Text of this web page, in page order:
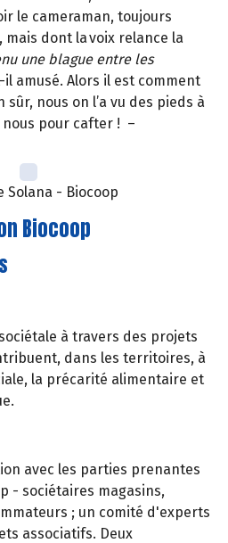
le cameraman, toujours
dont la voix relance la
une blague entre les
amusé. Alors il est comment
sûr, nous on l’a vu des pieds à
nous pour cafter ! –
Solana - Biocoop
Biocoop
à travers des projets
dans les territoires, à
la précarité alimentaire et
avec les parties prenantes
- sociétaires magasins,
; un comité d'experts
associatifs. Deux